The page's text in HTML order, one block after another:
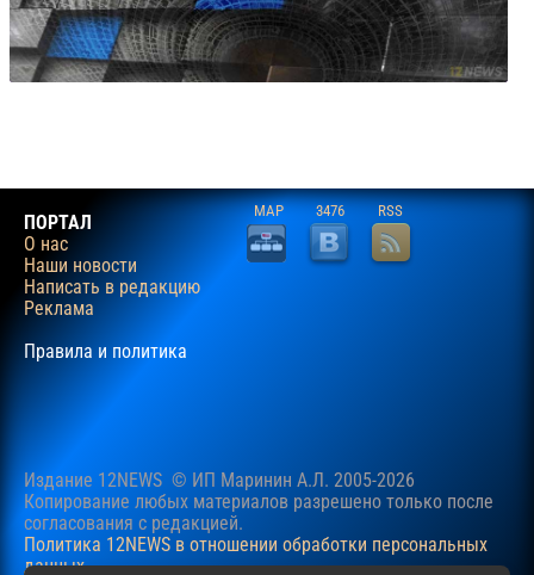
ПОРТАЛ
О нас
Наши новости
Написать в редакцию
Реклама
Правила и политика
MAP 3476 RSS
Издание 12NEWS © ИП Маринин А.Л. 2005-2026
Копирование любых материалов разрешено только после
согласования c редакцией.
Политика 12NEWS в отношении обработки персональных
данных